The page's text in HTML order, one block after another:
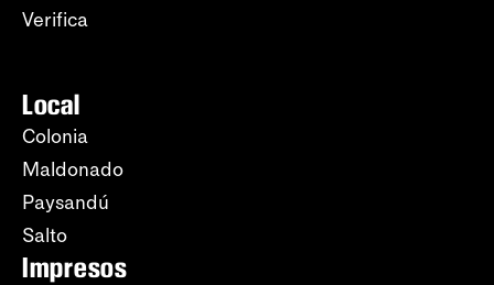
Verifica
Local
Colonia
Maldonado
Paysandú
Salto
Impresos